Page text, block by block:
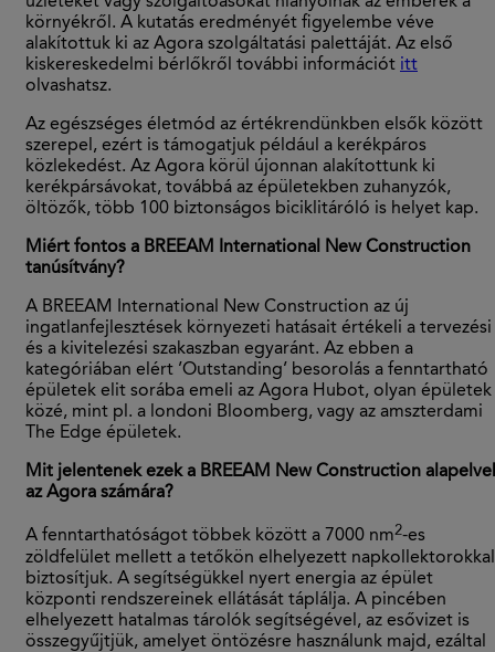
környékről. A kutatás eredményét figyelembe véve
alakítottuk ki az Agora szolgáltatási palettáját. Az első
kiskereskedelmi bérlőkről további információt itt
olvashatsz.
Az egészséges életmód az értékrendünkben elsők között
szerepel, ezért is támogatjuk például a kerékpáros
közlekedést. Az Agora körül újonnan alakítottunk ki
kerékpársávokat, továbbá az épületekben zuhanyzók,
öltözők, több 100 biztonságos biciklitáróló is helyet kap.
Miért fontos a BREEAM International New Construction
tanúsítvány?
A BREEAM International New Construction az új
ingatlanfejlesztések környezeti hatásait értékeli a tervezési
és a kivitelezési szakaszban egyaránt. Az ebben a
kategóriában elért ’Outstanding’ besorolás a fenntartható
épületek elit sorába emeli az Agora Hubot, olyan épületek
közé, mint pl. a londoni Bloomberg, vagy az amszterdami
The Edge épületek.
Mit jelentenek ezek a BREEAM New Construction
az Agora számára?
A fenntarthatóságot többek között a 7000 nm2-es
zöldfelület mellett a tetőkön elhelyezett napkollektorokkal
biztosítjuk. A segítségükkel nyert energia az épület
központi rendszereinek ellátását táplálja. A pincében
elhelyezett hatalmas tárolók segítségével, az esővizet is
összegyűjtjük, amelyet öntözésre használunk majd, ezáltal